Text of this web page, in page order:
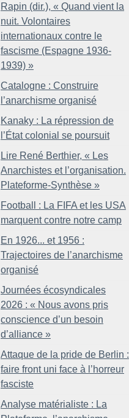
Rapin (dir.), « Quand vient la
nuit. Volontaires
internationaux contre le
fascisme (Espagne 1936-
1939) »
Catalogne : Construire
l’anarchisme organisé
Kanaky : La répression de
l’État colonial se poursuit
Lire René Berthier, « Les
Anarchistes et l’organisation.
Plateforme-Synthèse »
Football : La FIFA et les USA
marquent contre notre camp
En 1926... et 1956 :
Trajectoires de l’anarchisme
organisé
Journées écosyndicales
2026 : « Nous avons pris
conscience d’un besoin
d’alliance »
Attaque de la pride de Berlin :
faire front uni face à l’horreur
fasciste
Analyse matérialiste : La